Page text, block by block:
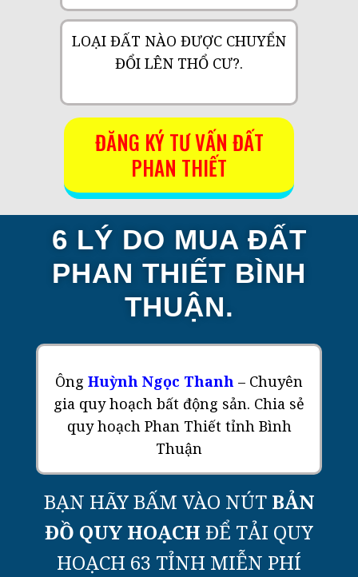
LOẠI ĐẤT NÀO ĐƯỢC CHUYỂN
ĐỔI LÊN THỔ CƯ?.
ĐĂNG KÝ TƯ VẤN ĐẤT
PHAN THIẾT
6 LÝ DO MUA ĐẤT
PHAN THIẾT BÌNH
THUẬN.
Ông Huỳnh Ngọc Thanh – Chuyên
gia quy hoạch bất động sản. Chia sẻ
quy hoạch Phan Thiết tỉnh Bình
Thuận
BẠN HÃY BẤM VÀO NÚT BẢN
ĐỒ QUY HOẠCH ĐỂ TẢI QUY
HOẠCH 63 TỈNH MIỄN PHÍ